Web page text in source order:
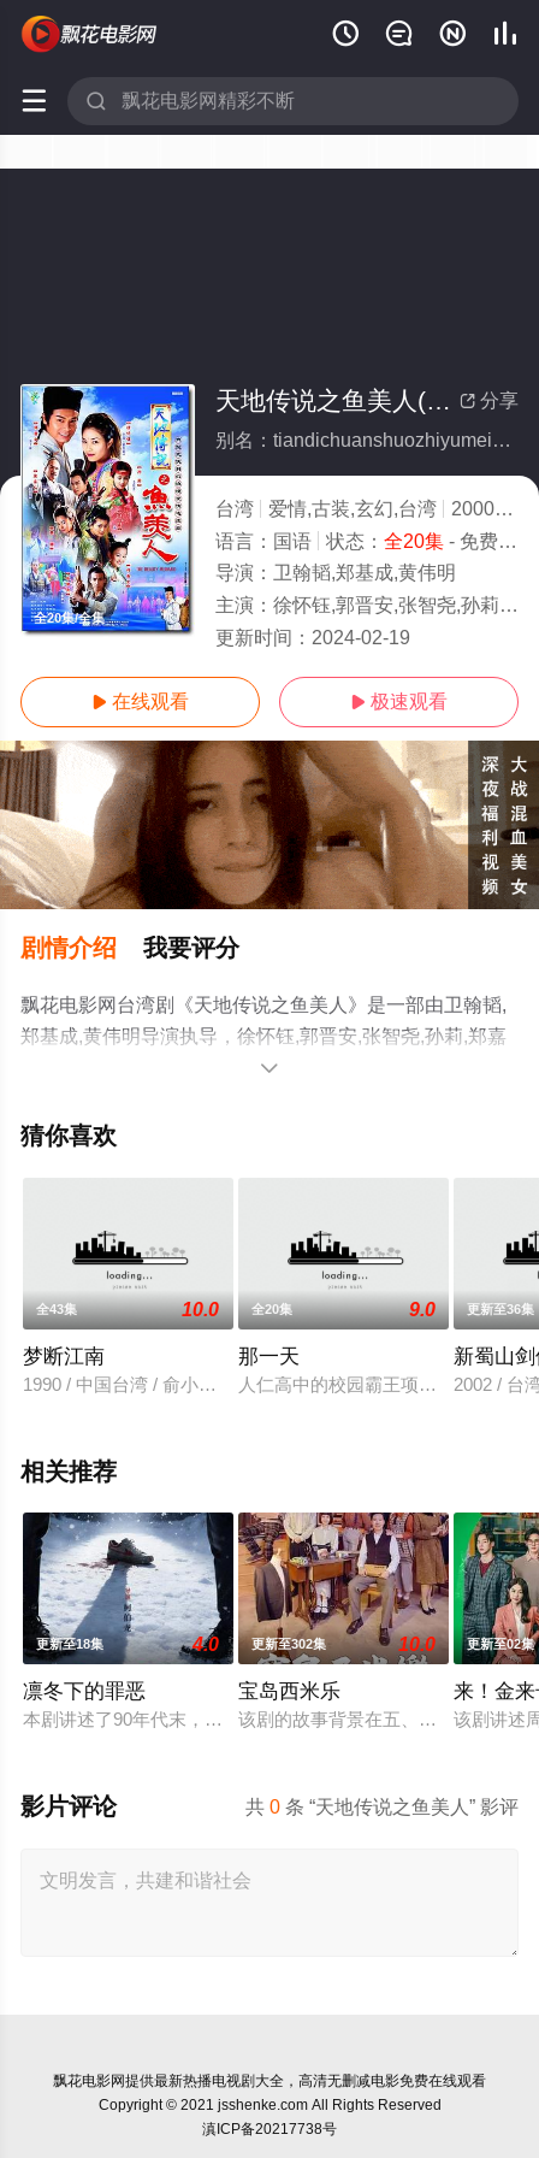
   
 
全20集/全集
 分享
天地传说之鱼美人(全集)
别名：tiandichuanshuozhiyumeiren
台湾 爱情,古装,玄幻,台湾 2000
4.0
语言： 国语 状态： 全20集- 免费在线播放
导演： 卫翰韬,郑基成,黄伟明
主演： 徐怀钰,郭晋安,张智尧,孙莉,郑嘉颖,梁家仁,何嘉文,杨明娜,刘牧,葛蕾,姜薏柔
更新时间： 2024-02-19
 在线观看  极速观看
剧情介绍 我要评分
飘花电影网台湾剧《天地传说之鱼美人》是一部由卫翰韬,
郑基成,黄伟明导演执导，徐怀钰,郭晋安,张智尧,孙莉,郑嘉
颖,梁家仁,何嘉文,杨明娜,刘牧,葛蕾,姜薏柔等演员精彩演绎
观看高清未删减完整版电视剧全集就上飘花影院，更多相

猜你喜欢
全43集 10.0
梦断江南
1990 / 中国台湾 / 俞小凡,张晨光
全20集 9.0
那一天
人仁高中的校园霸王项豪廷(宋纬恩
更新至36集
新蜀山
2002 / 台
相关推荐
更新至18集 4.0
凛冬下的罪恶
本剧讲述了90年代末，怒河市刑侦支队在无普及监控、无DNA
更新至302集 10.0
宝岛西米乐
该剧的故事背景在五、六○年代，是
更新至02集
来！金
该剧讲述
共0 条 “天地传说之鱼美人” 影评
影片评论
飘花电影网提供最新热播电视剧大全，高清无删减电影免费在线观看
Copyright © 2021 jsshenke.com All Rights Reserved
滇ICP备20217738号